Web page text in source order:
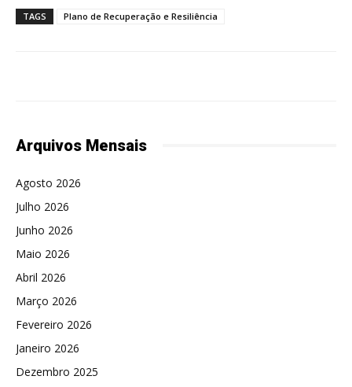
TAGS Plano de Recuperação e Resiliência
Arquivos Mensais
Agosto 2026
Julho 2026
Junho 2026
Maio 2026
Abril 2026
Março 2026
Fevereiro 2026
Janeiro 2026
Dezembro 2025